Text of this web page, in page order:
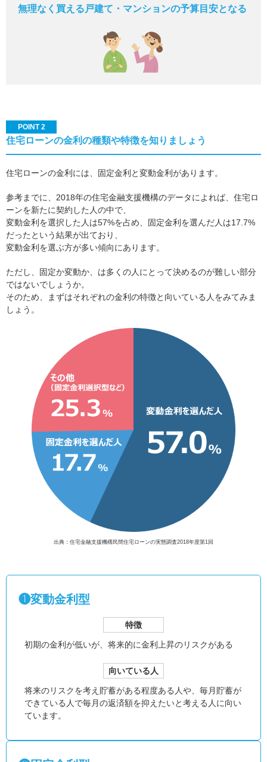
無理なく買える戸建て・マンションの予算目安となる
POINT 2
住宅ローンの金利の種類や特徴を知りましょう
住宅ローンの金利には、固定金利と変動金利があります。
参考までに、2018年の住宅金融支援機構のデータによれば、住宅ロ
ーンを新たに契約した人の中で、
変動金利を選択した人は57%を占め、固定金利を選んだ人は17.7%
だったという結果が出ており、
変動金利を選ぶ方が多い傾向にあります。
ただし、固定か変動か、は多くの人にとって決めるのが難しい部分
ではないでしょうか。
そのため、まずはそれぞれの金利の特徴と向いている人をみてみま
しょう。
出典：住宅金融支援機構民間住宅ローンの実態調査2018年度第1回
❶変動金利型
特徴
初期の金利が低いが、 将来的に金利上昇のリスクがある
向いている人
将来のリスクを考え貯蓄がある程度ある人や、毎月貯蓄が
できている人で毎月の返済額を抑えたいと考える人に向い
ています。